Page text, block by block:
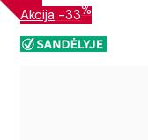
Akcija -33%